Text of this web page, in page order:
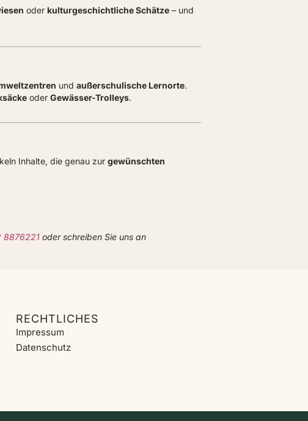
oder kulturgeschichtliche Schätze– und
und außerschulische Lernorte.
oder Gewässer-Trolleys.
Inhalte, die genau zur gewünschten
8876221oder schreiben Sie uns an
RECHTLICHES
Impressum
Datenschutz